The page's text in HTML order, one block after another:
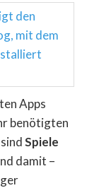
Apps
benötigten
Spiele
damit –